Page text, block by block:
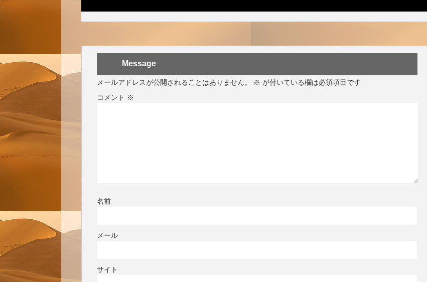
Message
メールアドレスが公開されることはありません。 ※ が付いている欄は必須項目です
コメント ※
名前
メール
サイト